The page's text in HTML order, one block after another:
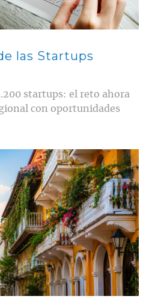
las Startups
startups: el reto ahora
con oportunidades